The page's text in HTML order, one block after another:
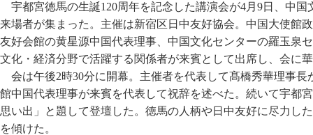
宇都宮徳馬の生誕120周年を記念した講演会が4月9日、中
来場者が集まった。主催は新宿区日中友好協会。中国大使館
友好会館の黄星源中国代表理事、中国文化センターの羅玉泉
文化・経済分野で活躍する関係者が来賓として出席し、会に
会は午後2時30分に開幕。主催者を代表して髙橋秀華理事
館中国代表理事が来賓を代表して祝辞を述べた。続いて宇都
思い出」と題して登壇した。徳馬の人柄や日中友好に尽力し
を傾けた。